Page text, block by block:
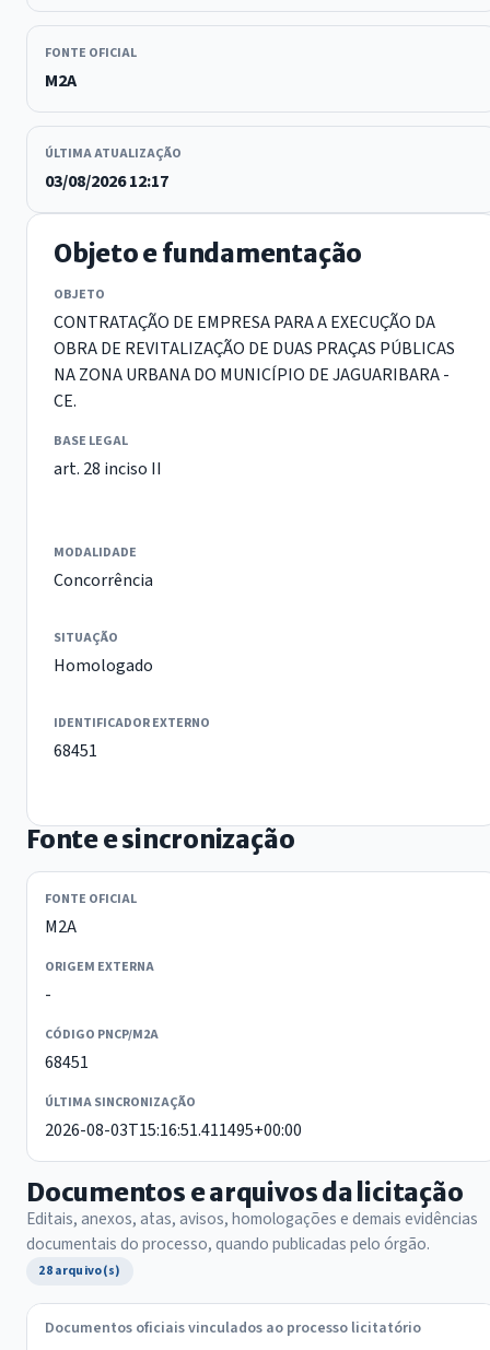
FONTE OFICIAL
M2A
ÚLTIMA ATUALIZAÇÃO
03/08/2026 12:17
Objeto e fundamentação
OBJETO
CONTRATAÇÃO DE EMPRESA PARA A EXECUÇÃO DA
OBRA DE REVITALIZAÇÃO DE DUAS PRAÇAS PÚBLICAS
NA ZONA URBANA DO MUNICÍPIO DE JAGUARIBARA -
CE.
BASE LEGAL
art. 28 inciso II
MODALIDADE
Concorrência
SITUAÇÃO
Homologado
IDENTIFICADOR EXTERNO
68451
Fonte e sincronização
FONTE OFICIAL
M2A
ORIGEM EXTERNA
-
CÓDIGO PNCP/M2A
68451
ÚLTIMA SINCRONIZAÇÃO
2026-08-03T15:16:51.411495+00:00
Documentos e arquivos da licitação
Editais, anexos, atas, avisos, homologações e demais evidências
documentais do processo, quando publicadas pelo órgão.
28 arquivo(s)
Documentos oficiais vinculados ao processo licitatório